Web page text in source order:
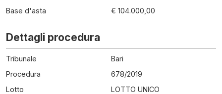
Base d'asta
€ 104.000,00
Dettagli procedura
Tribunale
Bari
Procedura
678/2019
Lotto
LOTTO UNICO